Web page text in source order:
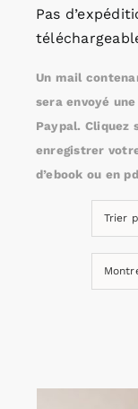
Kiosque
Annonces
Pas
Un mail
sera envoyé
Paypal. Cliquez
enregistrer
d’ebook ou en
Trier